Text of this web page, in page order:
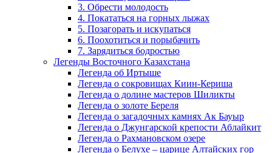
3. Обрести молодость
4. Покататься на горных лыжах
5. Позагорать и искупаться
6. Поохотиться и порыбачить
7. Зарядиться бодростью
Легенды Восточного Казахстана
Легенда об Иртыше
Легенда о сокровищах Киин-Кериша
Легенда о долине мастеров Шиликты
Легенда о золоте Береля
Легенда о загадочных камнях Ак Бауыр
Легенда о Джунгарской крепости Аблайкит
Легенда о Рахмановском озере
Легенда о Белухе – царице Алтайских гор